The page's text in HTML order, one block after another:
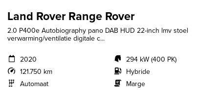
Land Rover Range Rover
2.0 P400e Autobiography pano DAB HUD 22-inch lmv stoel
verwarming/ventilatie digitale c...
2020
121.750 km
Automaat
294 kW (400 PK)
Hybride
Marge